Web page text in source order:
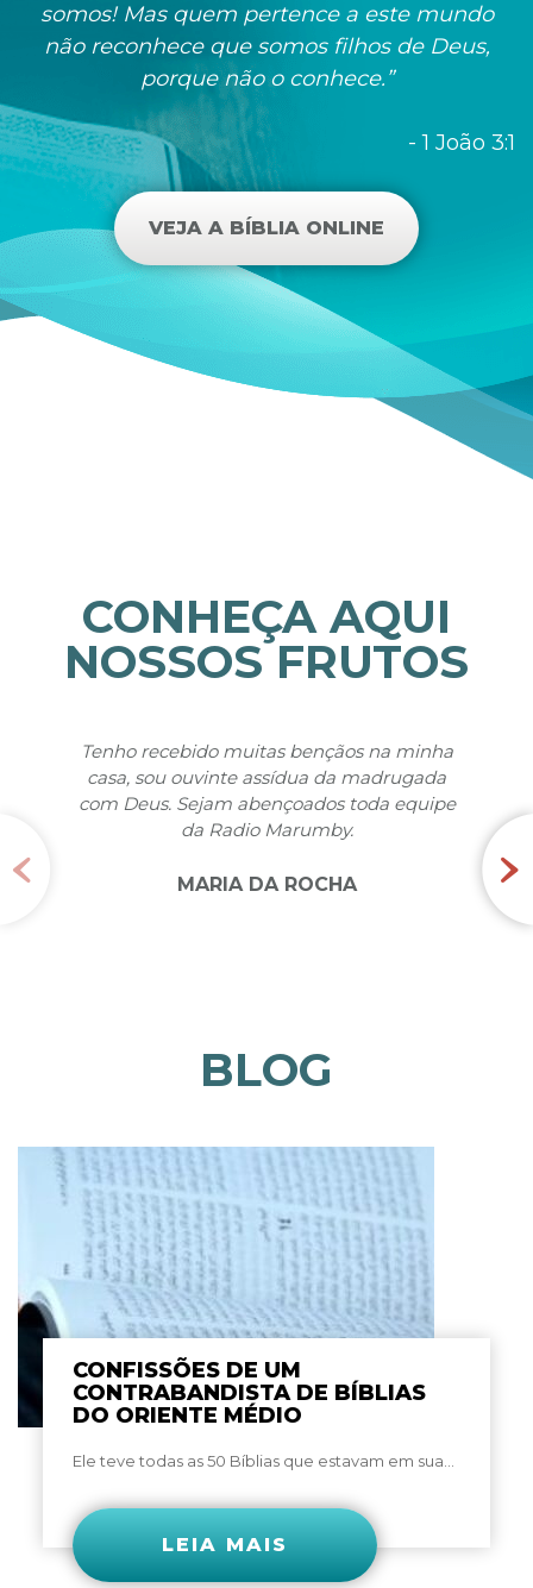
somos! Mas quem pertence a este mundo
não reconhece que somos filhos de Deus,
porque não o conhece.”
- 1 João 3:1
VEJA A BÍBLIA ONLINE
CONHEÇA AQUI
NOSSOS FRUTOS
Tenho recebido muitas bençãos na minha
casa, sou ouvinte assídua da madrugada
com Deus. Sejam abençoados toda equipe
da Radio Marumby.
MARIA DA ROCHA
BLOG
CONFISSÕES DE UM
CONTRABANDISTA DE BÍBLIAS
DO ORIENTE MÉDIO
Ele teve todas as 50 Bíblias que estavam em sua...
LEIA MAIS